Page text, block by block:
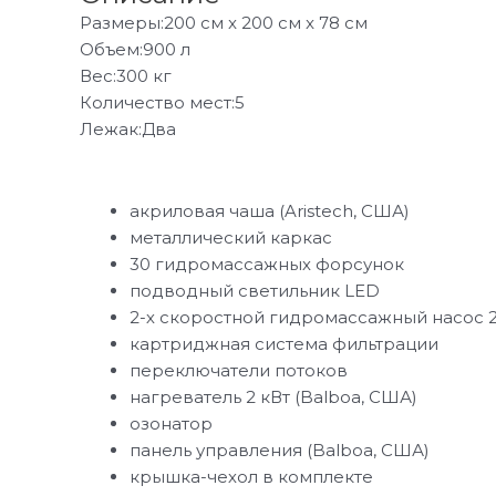
28А
200x200x78
см
Размеры:200 см x 200 см x 78 см
Объем:900 л
Вес:300 кг
Количество мест:5
Лежак:Два
акриловая чаша (Aristech, США)
металлический каркас
30 гидромассажных форсунок
подводный светильник LED
2-х скоростной гидромассажный насос
картриджная система фильтрации
переключатели потоков
нагреватель 2 кВт (Balboa, США)
озонатор
панель управления (Balboa, США)
крышка-чехол в комплекте